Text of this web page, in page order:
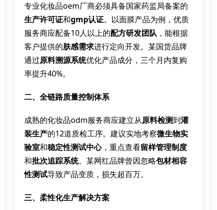
专业化妆品oem厂商必须具备国家药监局备案的
生产许可证和gmp认证。以面膜产品为例，优质
服务商应配备10人以上的配方研发团队 ，能根据
客户提供的肤感需求进行定向开发。某国货品牌
通过原料溯源系统优化产品成分，三个月内复购
率提升40%。
二、全链路质量控制体系
成熟的化妆品odm服务商应建立从原料检测到灌
装生产的12道质检工序。建议实地考察微生物实
验室和稳定性测试中心，重点查看留样管理制度
和批次追踪系统。某网红品牌曾因忽略包材相容
性测试导致产品变质，损失超百万。
三、柔性化生产解决方案